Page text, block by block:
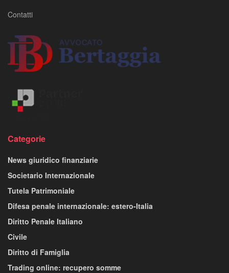
Contatti
Categorie
News giuridico finanziarie
Societario Internazionale
Tutela Patrimoniale
Difesa penale internazionale: estero-Italia
Diritto Penale Italiano
Civile
Diritto di Famiglia
Trading online: recupero somme